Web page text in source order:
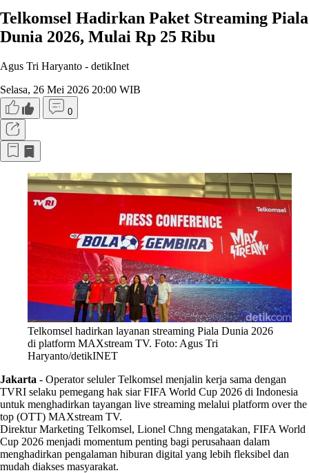
Telkomsel Hadirkan Paket Streaming Piala
Dunia 2026, Mulai Rp 25 Ribu
Agus Tri Haryanto - detikInet
Selasa, 26 Mei 2026 20:00 WIB
0
Telkomsel hadirkan layanan streaming Piala Dunia 2026
di platform MAXstream TV. Foto: Agus Tri
Haryanto/detikINET
Jakarta - Operator seluler Telkomsel menjalin kerja sama dengan
TVRI selaku pemegang hak siar FIFA World Cup 2026 di Indonesia
untuk menghadirkan tayangan live streaming melalui platform over the
top (OTT) MAXstream TV.
Direktur Marketing Telkomsel, Lionel Chng mengatakan, FIFA World
Cup 2026 menjadi momentum penting bagi perusahaan dalam
menghadirkan pengalaman hiburan digital yang lebih fleksibel dan
mudah diakses masyarakat.